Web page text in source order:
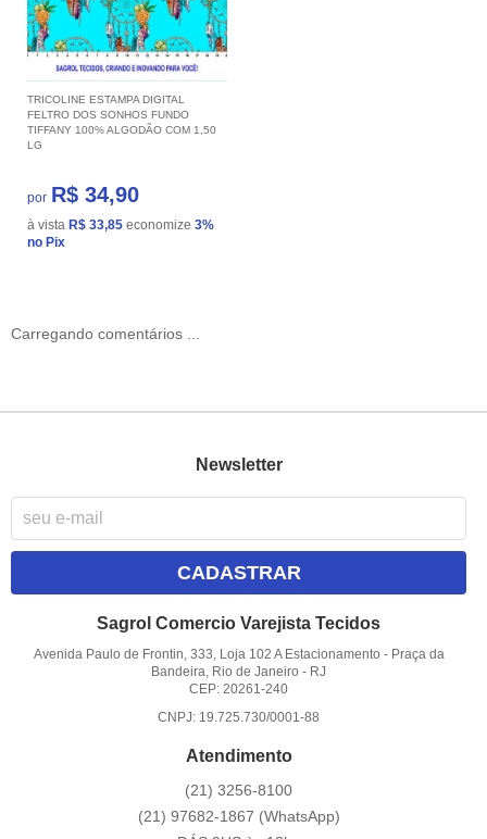
TRICOLINE ESTAMPA DIGITAL
FELTRO DOS SONHOS FUNDO
TIFFANY 100% ALGODÃO COM 1,50
LG
por R$ 34,90
à vista R$ 33,85 economize 3%
no Pix
Carregando comentários ...
Newsletter
CADASTRAR
Sagrol Comercio Varejista Tecidos
Avenida Paulo de Frontin, 333, Loja 102 A Estacionamento - Praça da
Bandeira, Rio de Janeiro - RJ
CEP: 20261-240
CNPJ: 19.725.730/0001-88
Atendimento
(21) 3256-8100
(21) 97682-1867 (WhatsApp)